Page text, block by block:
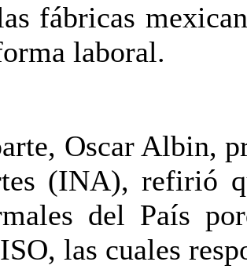
fábricas
laboral.
Oscar Albin,
(INA), refirió
del País
las cuales